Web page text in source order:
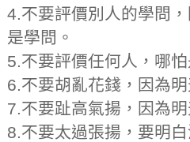
4.不要評價別人的學問
是學問。
5.不要評價任何人，哪
6.不要胡亂花錢，因為
7.不要趾高氣揚，因為
8.不要太過張揚，要明